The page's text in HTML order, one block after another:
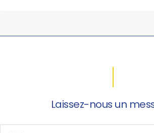
Laissez-nous un